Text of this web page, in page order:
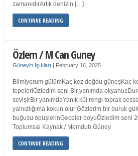
zamanıdırArtık denizin […]
CONTINUE READING
Özlem / M Can Guney
Güneyin Işıkları | February 16, 2025
Bilmiyorum gülümKaç kez doğdu güneşKaç
tepeleriÖzledim seni Bir yanımda
sevişirBir yanımdaYanık kül rengi toprak
yalnızlığıma kokun olur Gözlerim bir buruk
buğusu öpüşlerinGeceler boyuÖzledim seni
Toplumsal Kaynak / Memduh Güney
CONTINUE READING